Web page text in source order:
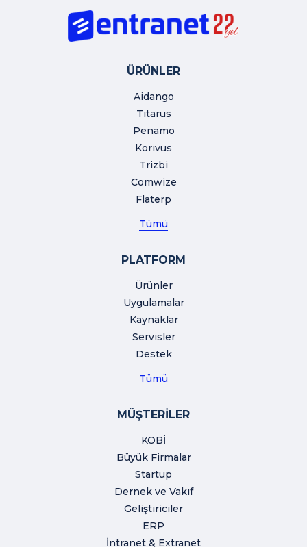
ÜRÜNLER
Aidango
Titarus
Penamo
Korivus
Trizbi
Comwize
Flaterp
Tümü
PLATFORM
Ürünler
Uygulamalar
Kaynaklar
Servisler
Destek
Tümü
MÜŞTERİLER
KOBİ
Büyük Firmalar
Startup
Dernek ve Vakıf
Geliştiriciler
ERP
İntranet & Extranet